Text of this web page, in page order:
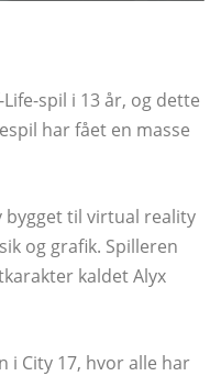
spil i 13 år, og dette
har fået en masse
bygget til virtual reality
og grafik. Spilleren
kaldet Alyx
i City 17, hvor alle har